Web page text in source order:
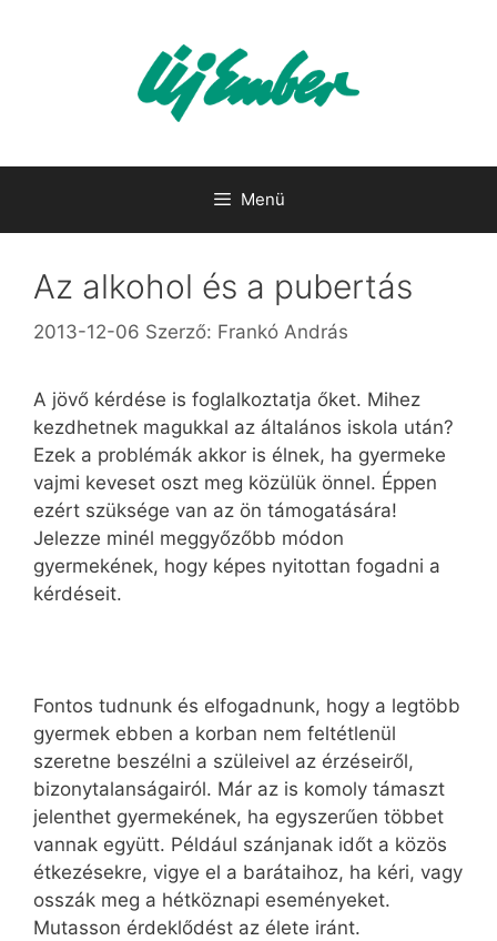
Menü
Az alkohol és a pubertás
2013-12-06 Szerző: Frankó András
A jövő kérdése is foglalkoztatja őket. Mihez
kezdhetnek magukkal az általános iskola után?
Ezek a problémák akkor is élnek, ha gyermeke
vajmi keveset oszt meg közülük önnel. Éppen
ezért szüksége van az ön támogatására!
Jelezze minél meggyőzőbb módon
gyermekének, hogy képes nyitottan fogadni a
kérdéseit.
Fontos tudnunk és elfogadnunk, hogy a legtöbb
gyermek ebben a korban nem feltétlenül
szeretne beszélni a szüleivel az érzéseiről,
bizonytalanságairól. Már az is komoly támaszt
jelenthet gyermekének, ha egyszerűen többet
vannak együtt. Például szánjanak időt a közös
étkezésekre, vigye el a barátaihoz, ha kéri, vagy
osszák meg a hétköznapi eseményeket.
Mutasson érdeklődést az élete iránt.